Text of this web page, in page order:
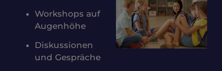
Workshops auf
Augenhöhe
Diskussionen
und Gespräche